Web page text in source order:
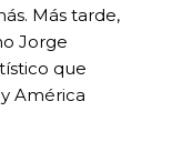
Más tarde,
Jorge
que
América